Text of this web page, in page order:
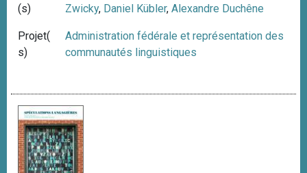
(s)
Zwicky, Daniel Kübler,Alexandre Duchêne
Projet(
s)
Administration fédérale et représentation des
communautés linguistiques